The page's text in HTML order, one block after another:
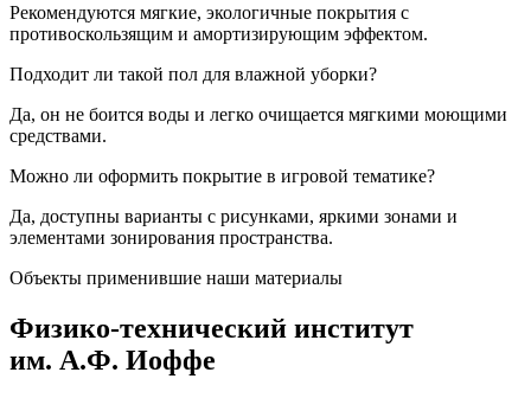
Рекомендуются мягкие, экологичные покрытия с
противоскользящим и амортизирующим эффектом.
Подходит ли такой пол для влажной уборки?
Да, он не боится воды и легко очищается мягкими моющими
средствами.
Можно ли оформить покрытие в игровой тематике?
Да, доступны варианты с рисунками, яркими зонами и
элементами зонирования пространства.
Объекты применившие наши материалы
Физико-технический институт
им. А.Ф. Иоффе